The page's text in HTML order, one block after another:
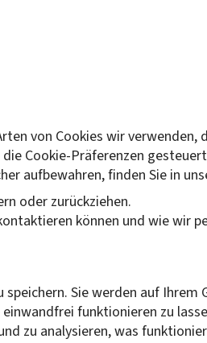
von Cookies wir
Cookie-Präferenzen
aufbewahren, finden Sie in
oder zurückziehen.
können und wie wir
Sie werden auf Ihrem
funktionieren zu
zu analysieren, was